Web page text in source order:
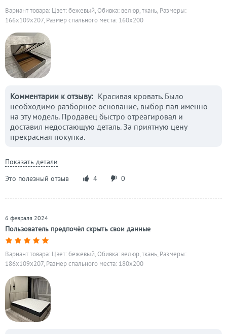
Вариант товара: Цвет: бежевый, Обивка: велюр, ткань, Размеры:
166x109x207, Размер спального места: 160х200
Комментарии к отзыву: Красивая кровать. Было
необходимо разборное основание, выбор пал именно
на эту модель. Продавец быстро отреагировал и
доставил недостающую деталь. За приятную цену
прекрасная покупка.
Показать детали
Это полезный отзыв
4 0
Пользователь предпочёл скрыть свои данные
6 февраля 2024
Вариант товара: Цвет: бежевый, Обивка: велюр, ткань, Размеры:
186x109x207, Размер спального места: 180х200